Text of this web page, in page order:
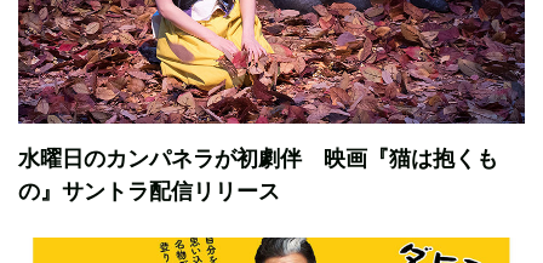
水曜日のカンパネラが初劇伴 映画『猫は抱くも
の』サントラ配信リリース